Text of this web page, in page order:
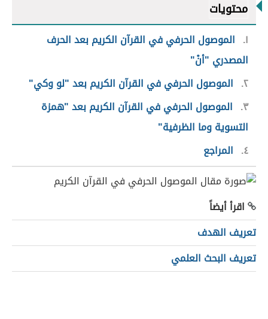
محتويات
١
الموصول الحرفي في القرآن الكريم بعد الحرف
المصدري "أنْ"
٢ الموصول الحرفي في القرآن الكريم بعد "لو وكي"
٣
الموصول الحرفي في القرآن الكريم بعد "همزة
التسوية وما الظرفية"
٤
المراجع
اقرأ أيضاً
تعريف الهدف
تعريف البحث العلمي